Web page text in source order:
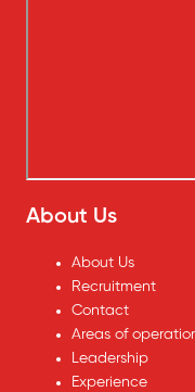
About Us
About Us
Recruitment
Contact
Areas of
Leadership
Experience